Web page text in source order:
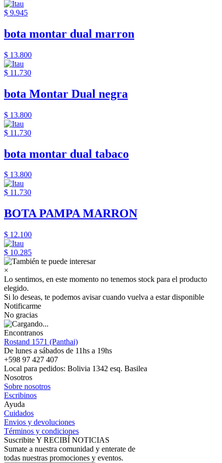
$ 9.945
bota montar dual marron
$ 13.800
$ 11.730
bota Montar Dual negra
$ 13.800
$ 11.730
bota montar dual tabaco
$ 13.800
$ 11.730
BOTA PAMPA MARRON
$ 12.100
$ 10.285
×
Lo sentimos, en este momento no tenemos stock para el producto
elegido.
Si lo deseas, te podemos avisar cuando vuelva a estar disponible
Notificarme
No gracias
Encontranos
Rostand 1571 (Panthai)
De lunes a sábados de 11hs a 19hs
+598 97 427 407
Local para pedidos: Bolivia 1342 esq. Basilea
Nosotros
Sobre nosotros
Escribinos
Ayuda
Cuidados
Envios y devoluciones
Términos y condiciones
Suscribite Y RECIBÍ NOTICIAS
Sumate a nuestra comunidad y enterate de
todas nuestras promociones y eventos.